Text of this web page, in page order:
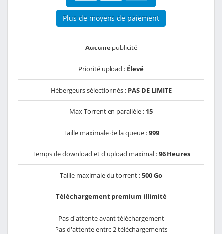
Plus de moyens de paiement
Aucunepublicité
Priorité upload : Élevé
Hébergeurs sélectionnés : PAS DE LIMITE
Max Torrent en parallèle : 15
Taille maximale de la queue :999
Temps de download et d'upload maximal :96 Heures
Taille maximale du torrent :500 Go
Téléchargement premium illimité
Pas d'attente avant téléchargement
Pas d'attente entre 2 téléchargements